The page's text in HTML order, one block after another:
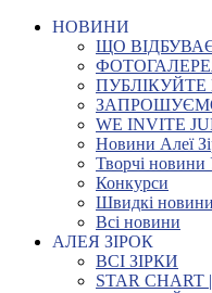
НОВИНИ
ЩО
WE INVITE
Новини Алеї
Творчі новини
Конкурси
Швидкі новини
Всі новини
АЛЕЯ ЗІРОК
ВСІ ЗІРКИ
STAR